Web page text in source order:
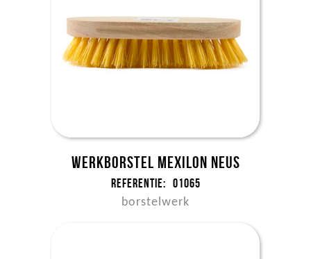
Werkborstel mexilon neus
Referentie: 01065
borstelwerk